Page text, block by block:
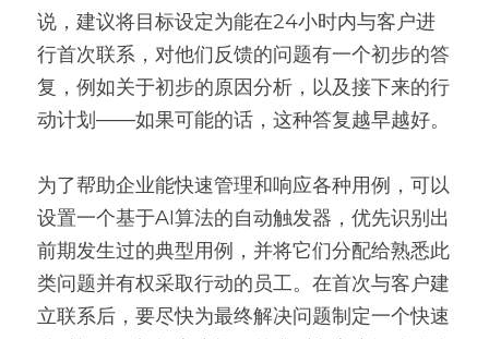
说，建议将目标设定为能在24小时内与客户进
行首次联系，对他们反馈的问题有一个初步的答
复，例如关于初步的原因分析，以及接下来的行
动计划——如果可能的话，这种答复越早越好。
为了帮助企业能快速管理和响应各种用例，可以
设置一个基于AI算法的自动触发器，优先识别出
前期发生过的典型用例，并将它们分配给熟悉此
类问题并有权采取行动的员工。在首次与客户建
立联系后，要尽快为最终解决问题制定一个快速